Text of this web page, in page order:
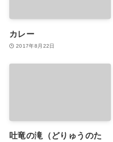
カレー
2017年8月22日
吐竜の滝（どりゅうのた